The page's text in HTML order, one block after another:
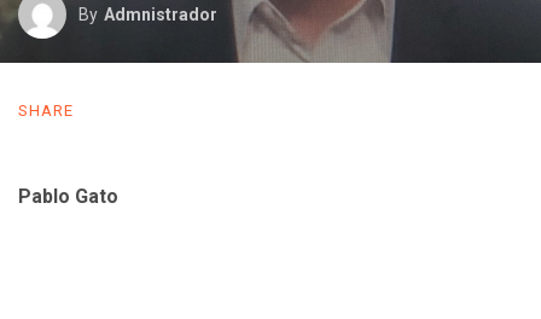
By Admnistrador
SHARE
Pablo Gato